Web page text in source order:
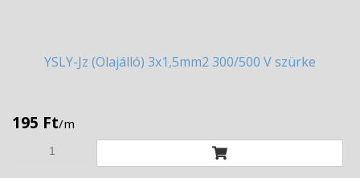
YSLY-Jz (Olajálló) 3x1,5mm2 300/500 V szürke
195 Ft/m